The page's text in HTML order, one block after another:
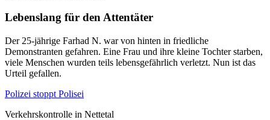
Lebenslang für den Attentäter
Der 25-jährige Farhad N. war von hinten in friedliche
Demonstranten gefahren. Eine Frau und ihre kleine Tochter starben,
viele Menschen wurden teils lebensgefährlich verletzt. Nun ist das
Urteil gefallen.
Polizei stoppt Polisei
Verkehrskontrolle in Nettetal